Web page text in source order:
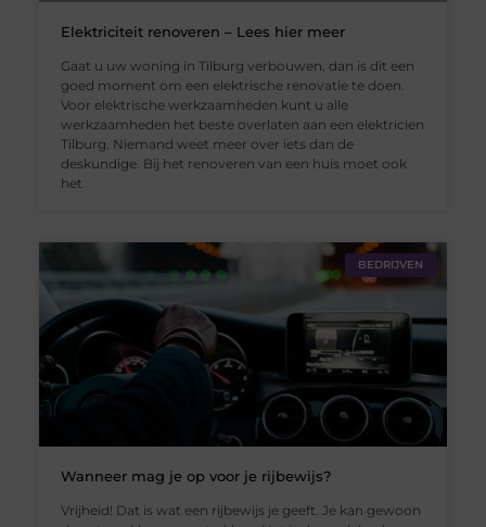
Elektriciteit renoveren – Lees hier meer
Gaat u uw woning in Tilburg verbouwen, dan is dit een
goed moment om een ​​elektrische renovatie te doen.
Voor elektrische werkzaamheden kunt u alle
werkzaamheden het beste overlaten aan een elektricien
Tilburg. Niemand weet meer over iets dan de
deskundige. Bij het renoveren van een huis moet ook
het
BEDRIJVEN
Wanneer mag je op voor je rijbewijs?
Vrijheid! Dat is wat een rijbewijs je geeft. Je kan gewoon